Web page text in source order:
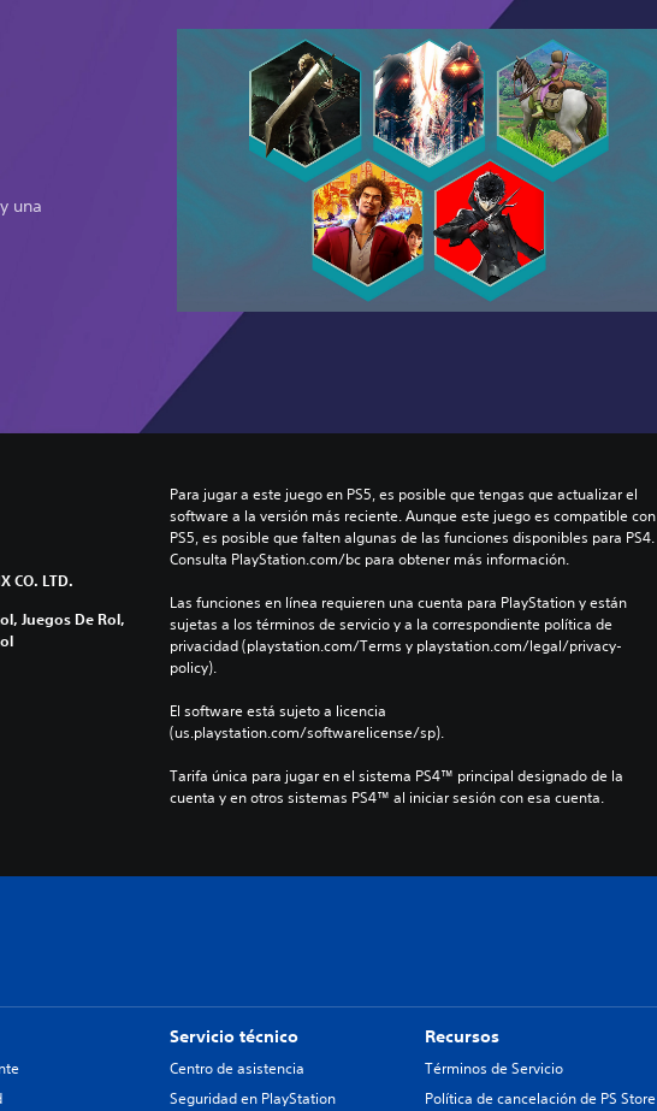
una
CO. LTD.
Juegos De Rol,
Para jugar a este juego en PS5, es posible que tengas que actualizar el
software a la versión más reciente. Aunque este juego es compatible con
PS5, es posible que falten algunas de las funciones disponibles para PS4.
Consulta PlayStation.com/bc para obtener más información.
Las funciones en línea requieren una cuenta para PlayStation y están
sujetas a los términos de servicio y a la correspondiente política de
privacidad (playstation.com/Terms y playstation.com/legal/privacy-
policy).
El software está sujeto a licencia
(us.playstation.com/softwarelicense/sp).
Tarifa única para jugar en el sistema PS4™ principal designado de la
cuenta y en otros sistemas PS4™ al iniciar sesión con esa cuenta.
Servicio técnico
Centro de asistencia
Seguridad en PlayStation
Recursos
Términos de Servicio
Política de cancelación de PS Store